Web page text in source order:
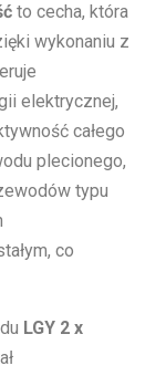
to cecha, która
wykonaniu z
elektrycznej,
całego
plecionego,
typu
co
LGY 2 x